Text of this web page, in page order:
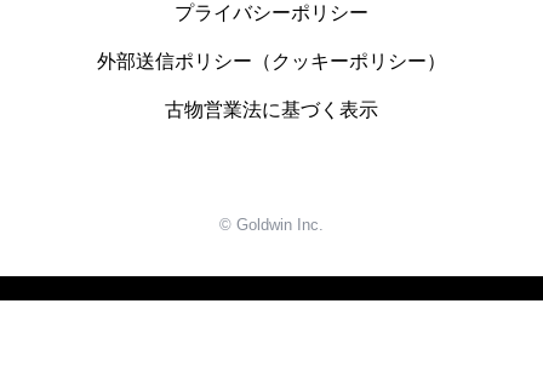
プライバシーポリシー
外部送信ポリシー（クッキーポリシー）
古物営業法に基づく表示
© Goldwin Inc.